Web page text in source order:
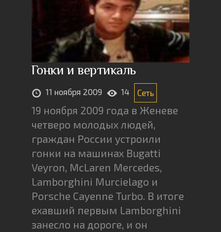
Гонки и вертикаль
11 ноября 2009 14 Сеть
19 ноября 2009 года в Женеве
четверо молодых людей,
граждан России устроили
гонки на машинах Bugatti
Veyron, McLaren Mercedes,
Lamborghini Murcielago и
Porsche Cayenne Turbo. В итоге
ехавший первым Lamborghini
занесло на дороге, и он